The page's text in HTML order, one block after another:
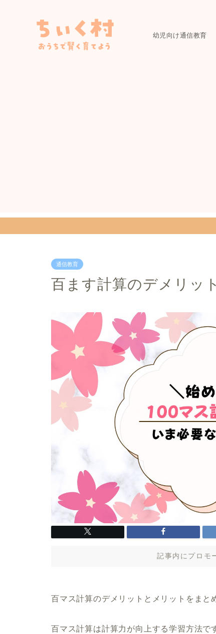
幼児向け通信教育
通信教育
百ます計算のデメリッ
記事内にプロモ
百マス計算のデメリットとメリットをまと
百マス計算は計算力が向上する学習方法で